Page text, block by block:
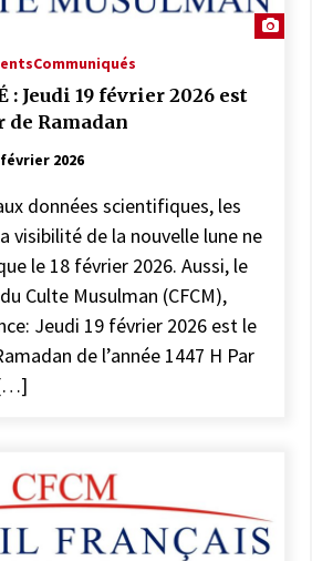
Communiqués
: Jeudi 19 février 2026 est
Ramadan
2026
données scientifiques, les
visibilité de la nouvelle lune ne
le 18 février 2026. Aussi, le
Culte Musulman (CFCM),
Jeudi 19 février 2026 est le
de l’année 1447 H Par